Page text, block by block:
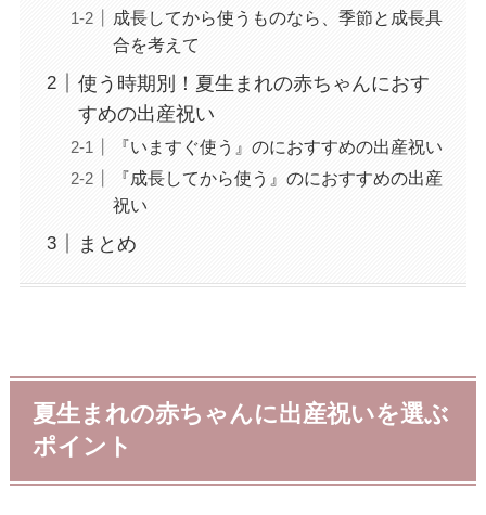
成長してから使うものなら、季節と成長具
合を考えて
使う時期別！夏生まれの赤ちゃんにおす
すめの出産祝い
『いますぐ使う』のにおすすめの出産祝い
『成長してから使う』のにおすすめの出産
祝い
まとめ
夏生まれの赤ちゃんに出産祝いを選ぶ
ポイント